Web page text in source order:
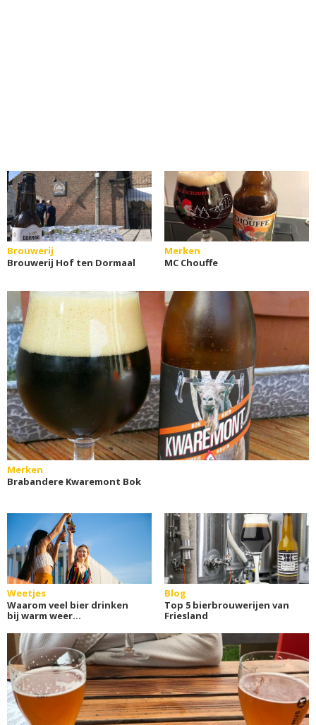
Brouwerij
Brouwerij Hof ten Dormaal
Merken
MC Chouffe
Merken
Brabandere Kwaremont Bok
Weetjes
Waarom veel bier drinken
bij warm weer
Blog
Top 5 bierbrouwerijen van
Friesland